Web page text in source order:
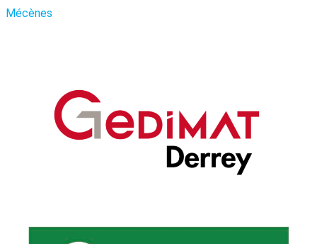
Mécènes